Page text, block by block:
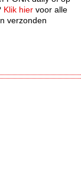
Klik hier voor alle
verzonden